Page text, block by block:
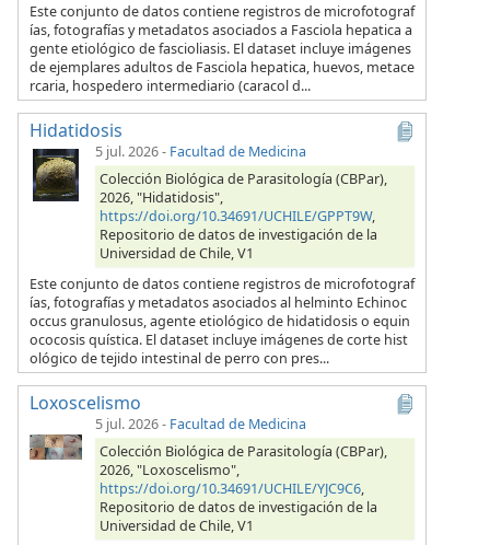
Este conjunto de datos contiene registros de microfotograf
ías, fotografías y metadatos asociados a Fasciola hepatica a
gente etiológico de fascioliasis. El dataset incluye imágenes
de ejemplares adultos de Fasciola hepatica, huevos, metace
rcaria, hospedero intermediario (caracol d...
Hidatidosis
5 jul. 2026- Facultad de Medicina
Colección Biológica de Parasitología (CBPar),
2026, "Hidatidosis",
https://doi.org/10.34691/UCHILE/GPPT9W,
Repositorio de datos de investigación de la
Universidad de Chile, V1
Este conjunto de datos contiene registros de microfotograf
ías, fotografías y metadatos asociados al helminto Echinoc
occus granulosus, agente etiológico de hidatidosis o equin
ococosis quística. El dataset incluye imágenes de corte hist
ológico de tejido intestinal de perro con pres...
Loxoscelismo
5 jul. 2026- Facultad de Medicina
Colección Biológica de Parasitología (CBPar),
2026, "Loxoscelismo",
https://doi.org/10.34691/UCHILE/YJC9C6,
Repositorio de datos de investigación de la
Universidad de Chile, V1